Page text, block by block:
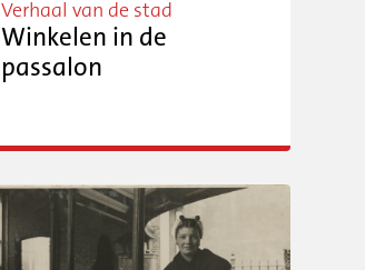
Verhaal van de stad
Winkelen in de
passalon